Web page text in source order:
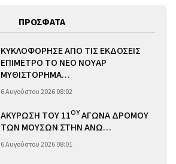
ΠΡΟΣΦΑΤΑ
ΚΥΚΛΟΦΟΡΗΣΕ ΑΠΟ ΤΙΣ ΕΚΔΟΣΕΙΣ
ΕΠΙΜΕΤΡΟ ΤΟ ΝΕΟ ΝΟΥΑΡ
ΜΥΘΙΣΤΟΡΗΜΑ…
6 Αυγούστου 2026 08:02
ΑΚΥΡΩΣΗ ΤΟΥ 11ΟΥΑΓΩΝΑ ΔΡΟΜΟΥ
ΤΩΝ ΜΟΥΣΩΝ ΣΤΗΝ ΑΝΩ…
6 Αυγούστου 2026 08:01